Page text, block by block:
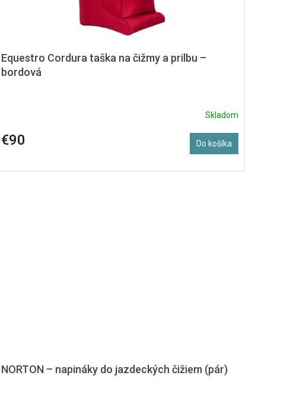
Equestro Cordura taška na čižmy a prilbu –
bordová
Skladom
€90 Do košíka
NORTON – napináky do jazdeckých čižiem (pár)